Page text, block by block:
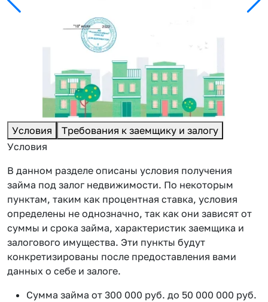
Условия
Требования к заемщику и залогу
Условия
В данном разделе описаны условия получения
займа под залог недвижимости. По некоторым
пунктам, таким как процентная ставка, условия
определены не однозначно, так как они зависят от
суммы и срока займа, характеристик заемщика и
залогового имущества. Эти пункты будут
конкретизированы после предоставления вами
данных о себе и залоге.
Сумма займа от 300 000 руб. до 50 000 000 руб.